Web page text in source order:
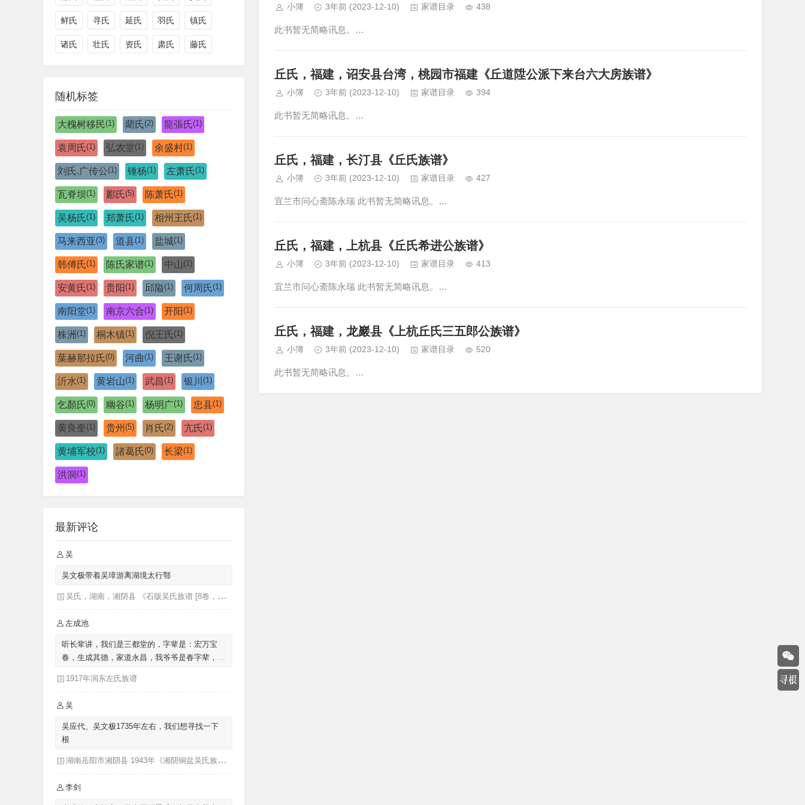
小簿 3年前 (2023-12-10) 家谱目录 438
此书暂无简略讯息。…
丘氏，福建，诏安县台湾，桃园市福建《丘道陞公派下来台六大房族谱》
小簿 3年前 (2023-12-10) 家谱目录 394
此书暂无简略讯息。…
丘氏，福建，长汀县《丘氏族谱》
小簿 3年前 (2023-12-10) 家谱目录 427
宜兰市问心斋陈永瑞 此书暂无简略讯息。…
丘氏，福建，上杭县《丘氏希进公族谱》
小簿 3年前 (2023-12-10) 家谱目录 413
宜兰市问心斋陈永瑞 此书暂无简略讯息。…
丘氏，福建，龙巖县《上杭丘氏三五郎公族谱》
小簿 3年前 (2023-12-10) 家谱目录 520
此书暂无简略讯息。…
鲜氏 寻氏 延氏 羽氏 镇氏
诸氏 壮氏 资氏 肃氏 藤氏
随机标签
大槐树移民(1) 藺氏(2) 龍張氏(1)
袁周氏(1) 弘农堂(1) 余盛村(1)
刘氏.广传公(1) 锺杨(1) 左萧氏(1)
瓦脊坝(1) 酈氏(5) 陈萧氏(1)
吴杨氏(1) 郑萧氏(1) 相州王氏(1)
马来西亚(3) 道县(1) 盐城(1)
韩傅氏(1) 陈氏家谱(1) 中山 (1)
安黄氏(1) 贵阳 (1) 邱隘(1) 何周氏(1)
南阳堂(1) 南京六合(1) 开阳 (1)
株洲 (1) 桐木镇(1) 倪王氏 (1)
葉赫那拉氏(0) 河曲(1) 王谢氏(1)
沂水(1) 黄岩山(1) 武昌(1) 银川 (1)
乞顏氏(0) 幽谷(1) 杨明广(1) 忠县(1)
黄良奎(1) 贵州 (5) 肖氏(2) 亢氏(1)
黄埔军校(1) 諸葛氏(0) 长梁(1)
洪洞(1)
最新评论
吴
吴文极带着吴璋游离湖境太行鄂
吴氏，湖南，湘阴县 《石版吴氏族谱 [8卷，首1卷](别名：吴氏族谱)》
左成池
听长辈讲，我们是三都堂的，字辈是：宏万宝
春，生成其德，家道永昌，我爷爷是春字辈，我
圩，迁至泗阳里仁
1917年润东左氏族谱
吴
吴应代、吴文极1735年左右，我们想寻找一下
根
湖南岳阳市湘阴县 1943年《湘阴铜盆吴氏族谱三十卷首二卷湖南省岳阳市湘阴县》发祥堂|吴楚椿（主修）
李剑